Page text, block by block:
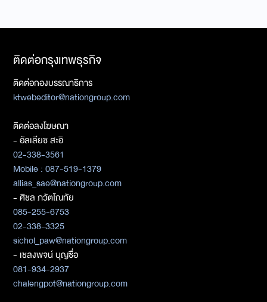
ติดต่อกรุงเทพธุรกิจ
ติดต่อกองบรรณาธิการ
ktwebeditor@nationgroup.com
ติดต่อลงโฆษณา
- อัลเลียซ สะอิ
02-338-3561
Mobile : 087-519-1379
allias_sae@nationgroup.com
- ศิชล ภวัตโณทัย
085-255-6753
02-338-3325
sichol_paw@nationgroup.com
- เชลงพจน์ บุญซื่อ
081-934-2937
chalengpot@nationgroup.com